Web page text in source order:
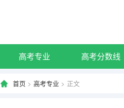
高考专业 高考分数线
首页 > 高考专业 > 正文